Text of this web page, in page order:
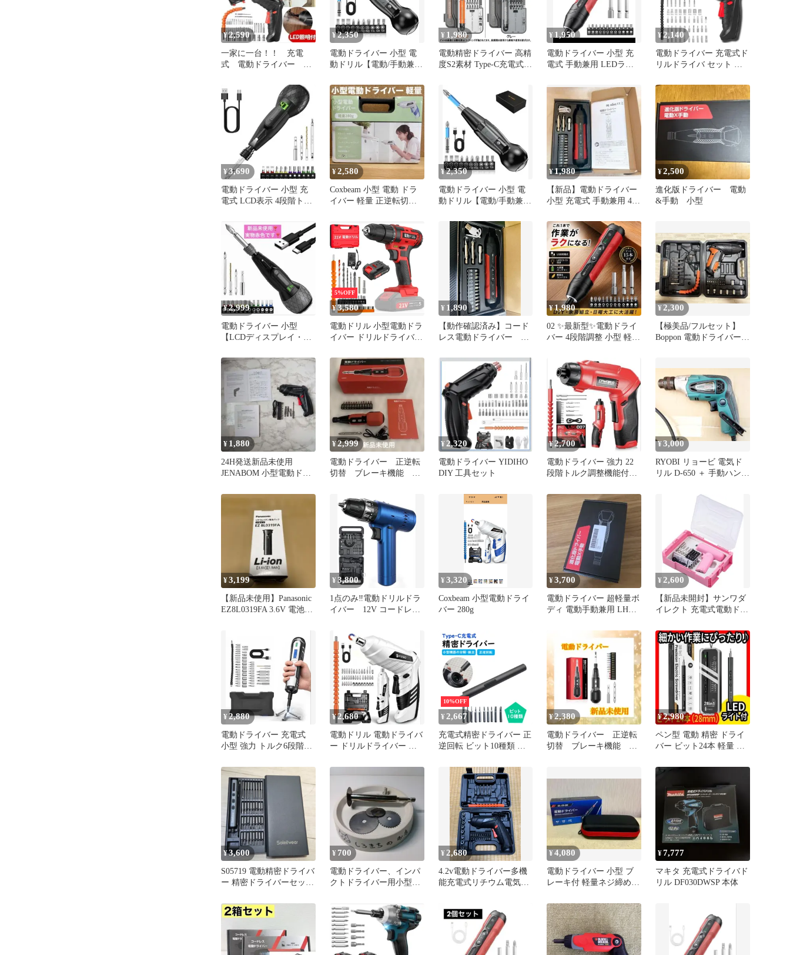
¥2,590
一家に一台！！ 充電
式 電動ドライバー コ
¥2,350
電動ドライバー 小型 電
動ドリル【電動/手動兼用
電
¥ 1,980
電動精密ドライバー 高精
度S2素材 Type-C充電式
逆転切替 トルクス マイ
ナス 六角 三角 星型 Y字
プラス 多機能 ペン型 差
替式 スマホ カメラ 時計
メガネ パソコン DIY 収
納ケース付
¥ 1,950
電動ドライバー 小型 充
電式 手動兼用 LEDライ
¥2,140
電動ドライバー 充電式ド
リルドライバ セット 電
ット 1300mAh容量 フレ
キシブルシャフト付き 正
逆転切り替え LEDライト
付き ケース付き
¥3,690
電動ドライバー 小型 充
電式 LCD表示 4段階トル
ク
¥2,580
Coxbeam 小型 電動 ドラ
イバー 軽量 正逆転切替
¥2,350
電動ドライバー 小型 電
動ドリル【電動/手動兼用
¥1,980
【新品】電動ドライバー
小型 充電式 手動兼用 4段
¥2,500
進化版ドライバー 電動
&手動 小型
¥2,999
電動ドライバー 小型
【LCDディスプレイ・4
量
5%OFF
¥3,580
電動ドリル 小型電動ドラ
イバー ドリルドライバー
付き 最大30N.m 26本ビッ
ト 1本延長アダプター
LED照明機能 トルク調節
正逆転切替 充電式 DIY工
具セット コードレス 軽
量 安全ロックネジ締め
收ケース
¥ 1,890
【動作確認済み】コード
レス電動ドライバー セ
¥1,980
02 ✨最新型✨電動ドライ
バー 4段階調整 小型 軽量
¥ 2,300
【極美品/フルセット】
Boppon 電動ドライバー
¥ 1,880
24H発送新品未使用
JENABOM 小型電動ドラ
¥2,999
電動ドライバー 正逆転
切替 ブレーキ機能
¥2,320
電動ドライバー YIDIHO
DIY 工具セット
¥2,700
電動ドライバー 強力 22
段階トルク調整機能付き
¥3,000
RYOBI リョービ 電気ド
リル D-650 ＋ 手動ハンド
¥3,199
【新品未使用】Panasonic
EZ8L0319FA 3.6V 電池パ
¥3,800
1点のみ‼️電動ドリルドラ
イバー 12V コードレ
¥3,320
Coxbeam 小型電動ドライ
バー 280g
¥3,700
電動ドライバー 超軽量ボ
ディ 電動手動兼用 LHS-
¥2,600
【新品未開封】サンワダ
イレクト 充電式電動ドラ
¥2,880
電動ドライバー 充電式
小型 強力 トルク6段階調
精度】
¥2,680
電動ドリル 電動ドライバ
ー ドリルドライバー 変
ドリル
10%OFF
¥ 2,667
充電式精密ドライバー 正
逆回転 ビット10種類 ハ
ドライバー 電動 アルミ
ニウム合金 LDD121
¥2,380
電動ドライバー 正逆転
切替 ブレーキ機能
¥2,980
ペン型 電動 精密 ドライ
バー ビット24本 軽量 小
¥3,600
S05719 電動精密ドライバ
ー 精密ドライバーセット
小型 ペン型 軽量 静音
USB-C 充電式 LEDライ
ト DIY 電動 工具
¥ 700
電動ドライバー、インパ
クトドライバー用小型ソ
¥2,680
4.2v電動ドライバー多機
能充電式リチウム電気ド
¥4,080
電動ドライバー 小型 ブ
レーキ付 軽量ネジ締め
¥7,777
マキタ 充電式ドライバド
リル DF030DWSP 本体